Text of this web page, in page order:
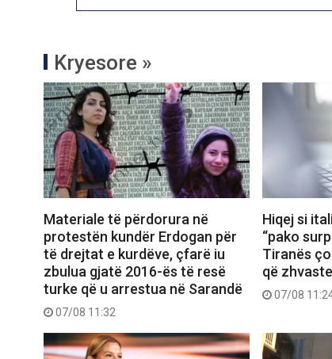
Kryesore »
Materiale të përdorura në
protestën kundër Erdogan për
të drejtat e kurdëve, çfarë iu
zbulua gjatë 2016-ës të resë
turke që u arrestua në Sarandë
07/08 11:32
Hiqej si
“pako
Tiranës
që
07/08